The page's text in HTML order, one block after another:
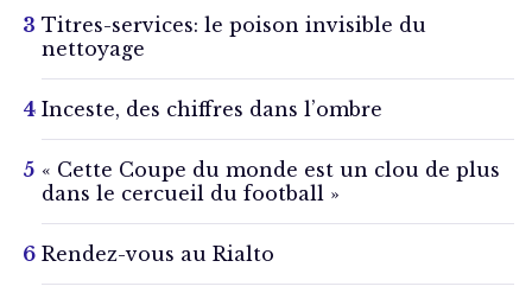
Titres-services: le poison invisible du
nettoyage
Inceste, des chiffres dans l’ombre
« Cette Coupe du monde est un clou de plus
dans le cercueil du football »
Rendez-vous au Rialto